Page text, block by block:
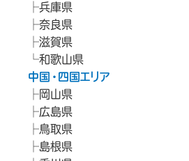
兵庫県
奈良県
滋賀県
和歌山県
中国・四国エリア
岡山県
広島県
鳥取県
島根県